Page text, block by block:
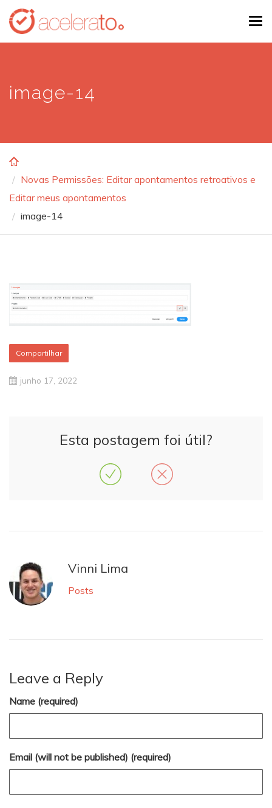
Skip
main
image-14
Novas Permissões: Editar apontamentos retroativos e
Editar meus apontamentos
image-14
Compartilhar
junho 17, 2022
Esta postagem foi útil?
Vinni Lima
Posts
Leave a Reply
Name (required)
Email (will not be published) (required)